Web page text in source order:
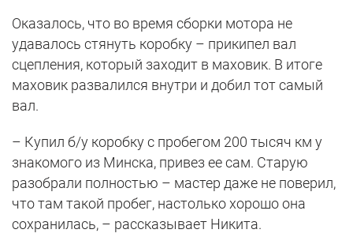
Оказалось, что во время сборки мотора не
удавалось стянуть коробку – прикипел вал
сцепления, который заходит в маховик. В итоге
маховик развалился внутри и добил тот самый
вал.
– Купил б/у коробку с пробегом 200 тысяч км у
знакомого из Минска, привез ее сам. Старую
разобрали полностью – мастер даже не поверил,
что там такой пробег, настолько хорошо она
сохранилась, – рассказывает Никита.